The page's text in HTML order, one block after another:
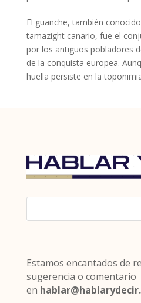
El guanche, también
tamazight canario, fue el
por los antiguos pobladores
de la conquista europea.
huella persiste en la
Estamos encantados de
sugerencia o comentario
en